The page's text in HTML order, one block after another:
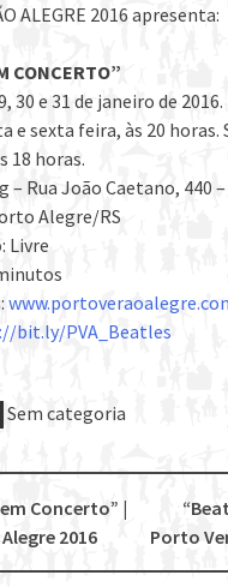
ALEGRE 2016 apresenta:
CONCERTO”
30 e 31 de janeiro de 2016.
e sexta feira, às 20 horas.
18 horas.
Rua João Caetano, 440
Alegre/RS
Livre
bit.ly/PVA_Beatles
Sem categoria
Porto
Concerto” |
2016